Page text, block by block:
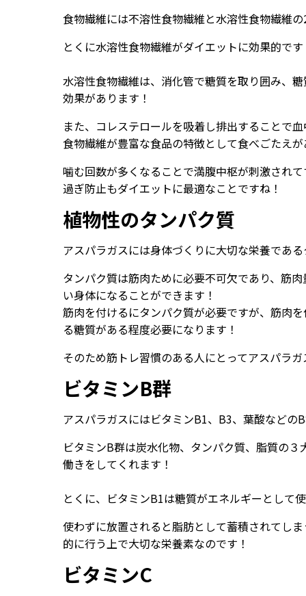
食物繊維には不溶性食物繊維と水溶性食物繊維
とくに水溶性食物繊維がダイエットに効果的で
水溶性食物繊維は、消化管で糖質を取り囲み、
効果があります！
また、コレステロールを吸着し排出することで
食物繊維が豊富な食品の特徴として食べごたえ
噛む回数が多くなることで満腹中枢が刺激され
過ぎ防止もダイエットに最適なことですね！
植物性のタンパク質
アスパラガスには身体づくりに大切な栄養であ
タンパク質は筋肉ために必要不可欠であり、筋
い身体になることができます！
筋肉を付けるにタンパク質が必要ですが、筋肉
る糖質がある程度必要になります！
そのため筋トレ習慣のある人にとってアスパラ
ビタミンB群
アスパラガスにはビタミンB1、B3、葉酸などの
ビタミンB群は炭水化物、タンパク質、脂質の
働きをしてくれます！
とくに、ビタミンB1は糖質がエネルギーとして
使わずに放置されると脂肪として蓄積されてし
的に行う上で大切な栄養素なのです！
ビタミンC